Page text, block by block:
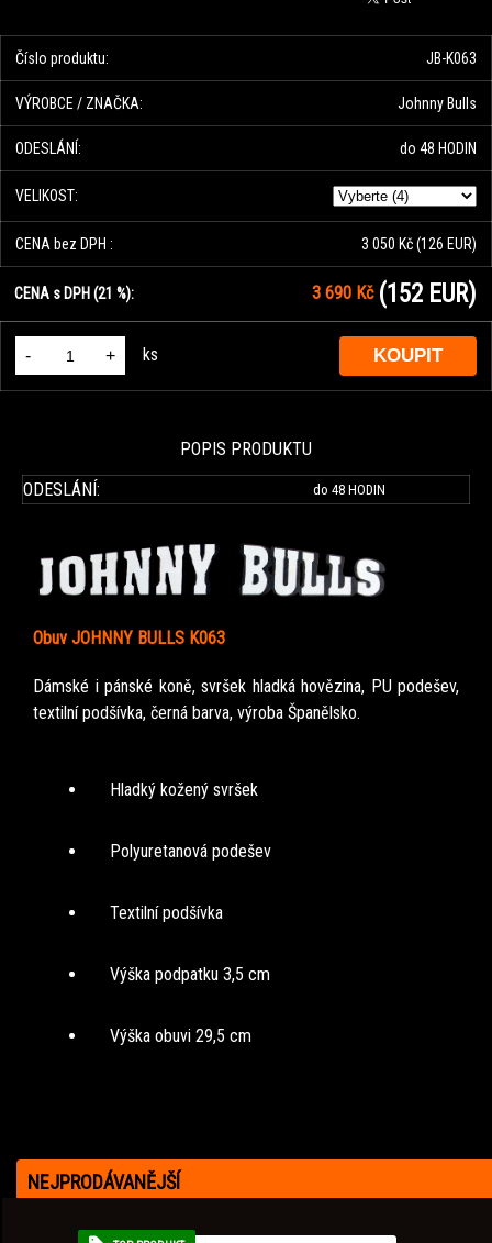
Číslo produktu: JB-K063
VÝROBCE / ZNAČKA: Johnny Bulls
ODESLÁNÍ: do 48 HODIN
VELIKOST:
CENA bez DPH : 3 050 Kč(126 EUR)
CENA s DPH (21 %): 3 690 Kč(152 EUR)
- + ks
POPIS PRODUKTU
ODESLÁNÍ:
do 48 HODIN
Obuv JOHNNY BULLS K063
Dámské i pánské koně, svršek hladká hovězina, PU podešev,
textilní podšívka, černá barva, výroba Španělsko.
Hladký kožený svršek
Polyuretanová podešev
Textilní podšívka
Výška podpatku 3,5 cm
Výška obuvi 29,5 cm
NEJPRODÁVANĚJŠÍ